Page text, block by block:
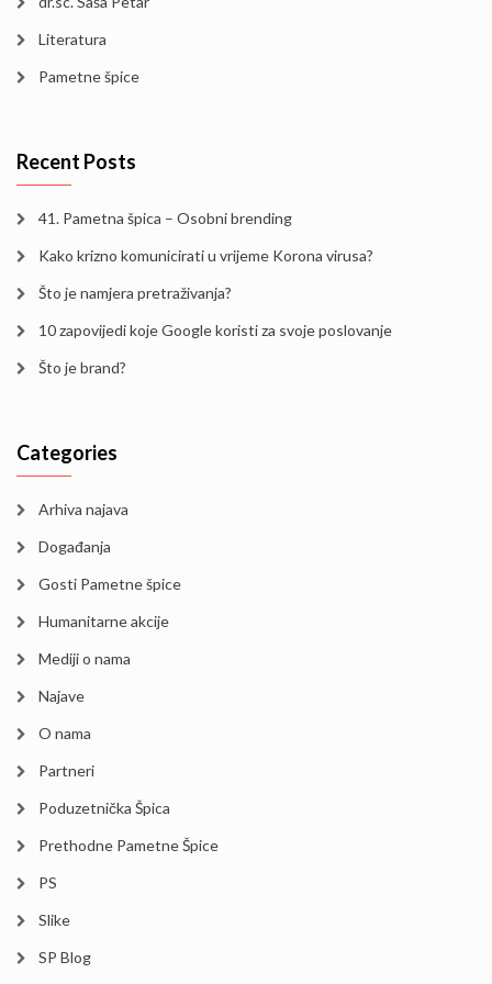
Literatura
Pametne špice
Recent Posts
41. Pametna špica – Osobni brending
Kako krizno komunicirati u vrijeme Korona virusa?
Što je namjera pretraživanja?
10 zapovijedi koje Google koristi za svoje poslovanje
Što je brand?
Categories
Arhiva najava
Događanja
Gosti Pametne špice
Humanitarne akcije
Mediji o nama
Najave
O nama
Partneri
Poduzetnička Špica
Prethodne Pametne Špice
PS
Slike
SP Blog